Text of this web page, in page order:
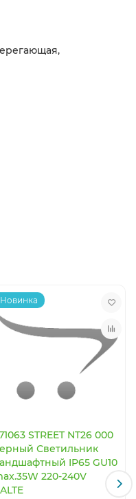
Новинка
STREET NT26 000
Светильник
IP65 GU10
220-240V